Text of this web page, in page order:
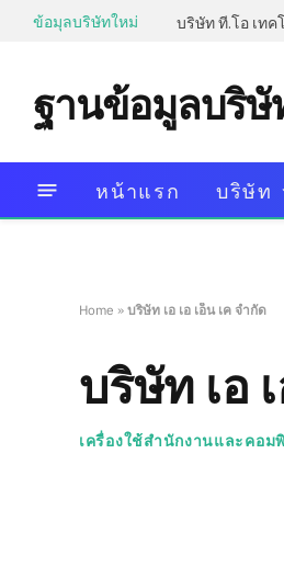
ข้อมุลบริษัทใหม่ บริษัท ที.โอ เท
ฐานข้อมูลบริษั
หน้าแรก บริษัท
Home » บริษัท เอ เอ เอ็น เค จำกัด
บริษัท เอ
เครื่องใช้สำนักงานและคอม